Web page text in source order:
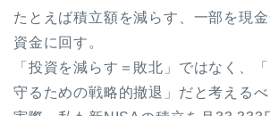
たとえば積立額を減らす、一部を現
資金に回す。
「投資を減らす＝敗北」ではなく、
守るための戦略的撤退」だと考えるべ